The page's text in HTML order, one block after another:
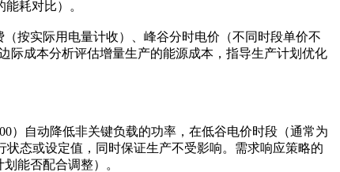
耗对比）。
按实际用电量计收）、峰谷分时电价（不同时段单价不
际成本分析评估增量生产的能源成本，指导生产计划优化
）自动降低非关键负载的功率，在低谷电价时段（通常为
态或设定值，同时保证生产不受影响。需求响应策略的
能否配合调整）。